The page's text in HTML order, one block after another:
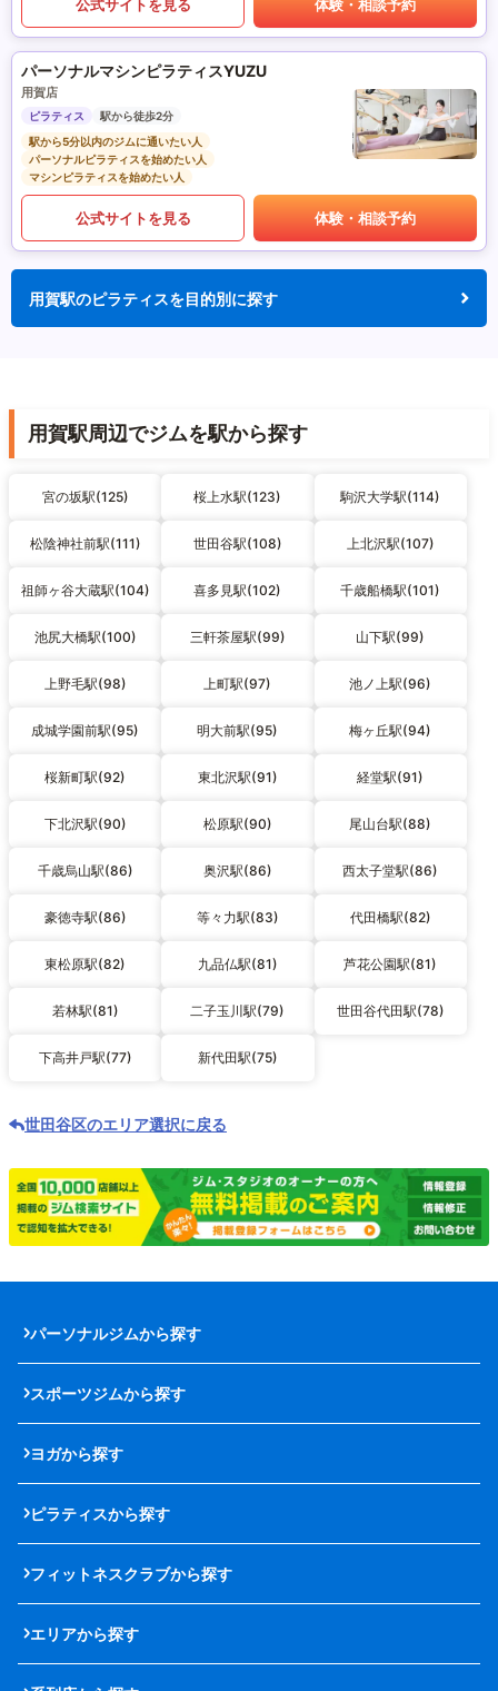
公式サイトを見る 体験・相談予約
パーソナルマシンピラティスYUZU
用賀店
ピラティス
駅から徒歩2分
駅から5分以内のジムに通いたい人
パーソナルピラティスを始めたい人
マシンピラティスを始めたい人
公式サイトを見る 体験・相談予約
用賀駅のピラティスを目的別に探す
用賀駅周辺でジムを駅から探す
宮の坂駅(125) 桜上水駅(123) 駒沢大学駅(114)
松陰神社前駅(111) 世田谷駅(108) 上北沢駅(107)
祖師ヶ谷大蔵駅(104) 喜多見駅(102) 千歳船橋駅(101)
池尻大橋駅(100) 三軒茶屋駅(99) 山下駅(99)
上野毛駅(98) 上町駅(97) 池ノ上駅(96)
成城学園前駅(95) 明大前駅(95) 梅ヶ丘駅(94)
桜新町駅(92) 東北沢駅(91) 経堂駅(91)
下北沢駅(90) 松原駅(90) 尾山台駅(88)
千歳烏山駅(86) 奥沢駅(86) 西太子堂駅(86)
豪徳寺駅(86) 等々力駅(83) 代田橋駅(82)
東松原駅(82) 九品仏駅(81) 芦花公園駅(81)
若林駅(81) 二子玉川駅(79) 世田谷代田駅(78)
下高井戸駅(77) 新代田駅(75)
世田谷区のエリア選択に戻る
パーソナルジムから探す
スポーツジムから探す
ヨガから探す
ピラティスから探す
フィットネスクラブから探す
エリアから探す